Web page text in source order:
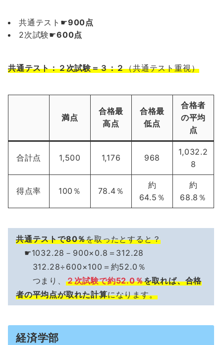
共通テスト☛900点
2次試験☛600点
共通テスト：２次試験＝３：２（共通テスト重視）
満点
合格最
高点
合格最
低点
合格者
の平均
点
合計点 1,500 1,176 968
1,032.2
8
得点率 100％ 78.4％
約
64.5％
約
68.8％
共通テストで80％を取ったとすると？
☛1032.28－900×0.8＝312.28
312.28÷600×100＝約52.0％
つまり、 ２次試験で約52.0％を取れば、合格
者の平均点が取れた計算になります。
経済学部